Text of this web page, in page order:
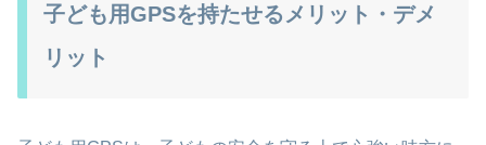
子ども用GPSを持たせるメリット・デメ
リット